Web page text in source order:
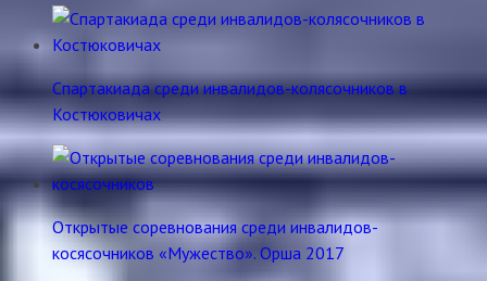
Спартакиада среди инвалидов-колясочников в
Костюковичах
Открытые соревнования среди инвалидов-
косясочников «Мужество». Орша 2017